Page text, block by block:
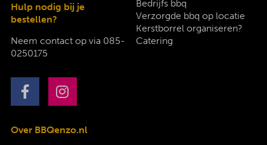
Hulp nodig bij je
bestellen?
Neem contact op via 085-
0250175
Bedrijfs bbq
Verzorgde bbq op locatie
Kerstborrel organiseren?
Catering
Over BBQenzo.nl